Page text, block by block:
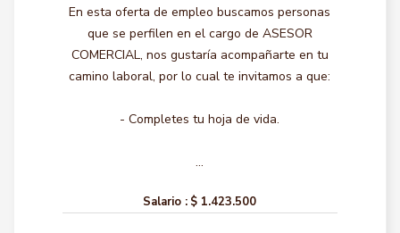
En esta oferta de empleo buscamos personas
que se perfilen en el cargo de ASESOR
COMERCIAL, nos gustaría acompañarte en tu
camino laboral, por lo cual te invitamos a que:
- Completes tu hoja de vida.
...
Salario : $ 1.423.500